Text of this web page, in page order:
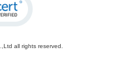
all rights reserved.